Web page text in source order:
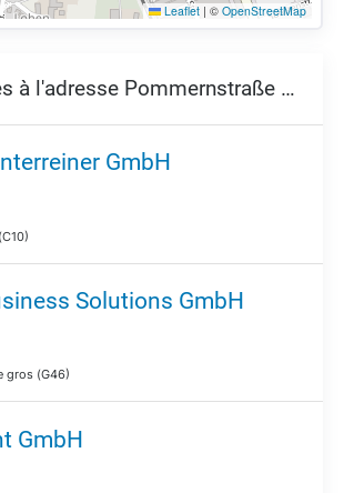
4 Entreprises à l'adresse Pommernstraße 17,
GmbH
Solutions GmbH
gros (G46)
GmbH
Leaflet | © OpenStreetMap